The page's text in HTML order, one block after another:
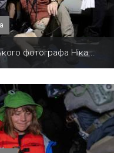
фотографа Ніка...